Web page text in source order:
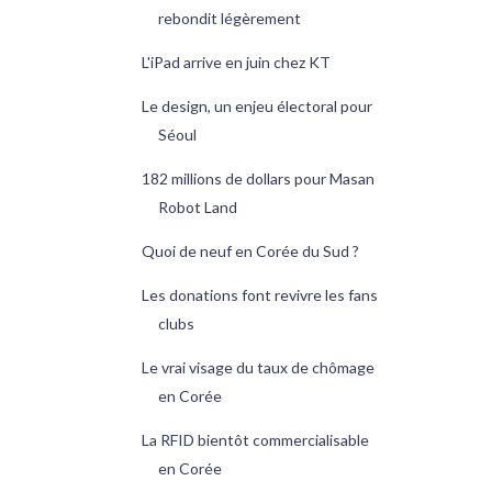
rebondit légèrement
L'iPad arrive en juin chez KT
Le design, un enjeu électoral pour
Séoul
182 millions de dollars pour Masan
Robot Land
Quoi de neuf en Corée du Sud ?
Les donations font revivre les fans
clubs
Le vrai visage du taux de chômage
en Corée
La RFID bientôt commercialisable
en Corée